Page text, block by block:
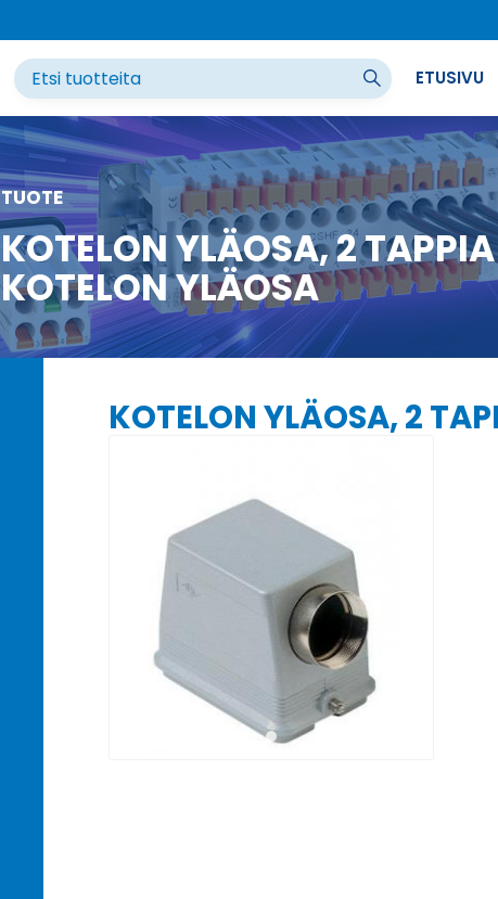
ETUSIVU
TUOTE
KOTELON YLÄOSA, 2 TAPPIA
KOTELON YLÄOSA
KOTELON YLÄOSA, 2